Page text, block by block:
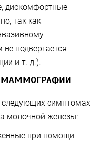
дискомфортные
так как
подвергается
и т. д.).
МАММОГРАФИИ
симптомах
молочной железы:
при помощи